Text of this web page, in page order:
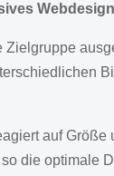
Zielgruppe
auf Größe
die optimale